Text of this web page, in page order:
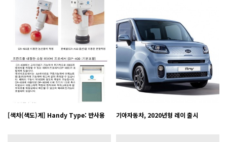
[색차(색도)계] Handy Type: 반사용 기아자동차, 2020년형 레이 출시